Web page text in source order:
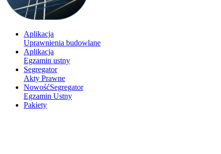
Aplikacja
Uprawnienia budowlane
Aplikacja
Egzamin ustny
Segregator
Akty Prawne
NowośćSegregator
Egzamin Ustny
Pakiety